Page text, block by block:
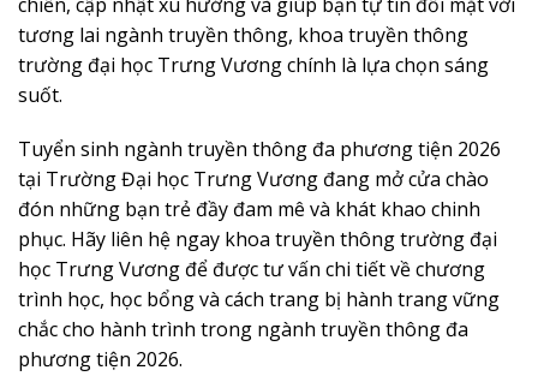
tương lai ngành truyền thông, khoa truyền thông
trường đại học Trưng Vương chính là lựa chọn sáng
suốt.
Tuyển sinh ngành truyền thông đa phương tiện 2026
tại Trường Đại học Trưng Vương đang mở cửa chào
đón những bạn trẻ đầy đam mê và khát khao chinh
phục. Hãy liên hệ ngay khoa truyền thông trường đại
học Trưng Vương để được tư vấn chi tiết về chương
trình học, học bổng và cách trang bị hành trang vững
chắc cho hành trình trong ngành truyền thông đa
phương tiện 2026.